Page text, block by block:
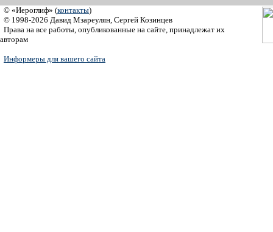
© «Иероглиф» (контакты)
© 1998-2026 Давид Мзареулян, Сергей Козинцев
Права на все работы, опубликованные на сайте, принадлежат их
авторам
Информеры для вашего сайта